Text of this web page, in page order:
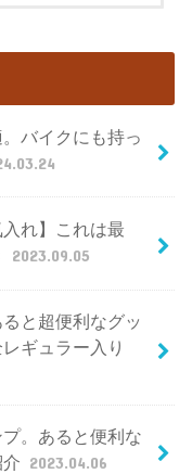
バイクにも持っ
入れ】これは最
2023.09.05
と超便利なグッ
ギュラー入り
。あると便利な
2023.04.06